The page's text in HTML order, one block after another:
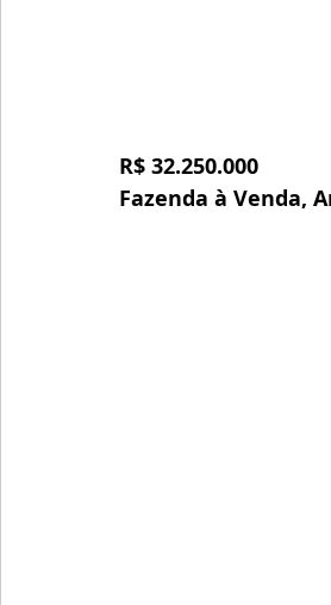
R$ 32.250.000
Fazenda à Venda,